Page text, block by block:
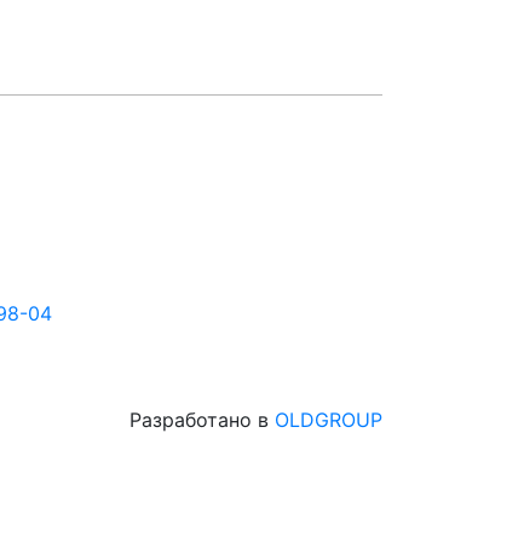
04
Разработано в OLDGROUP